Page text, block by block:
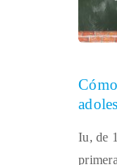
Iu, de